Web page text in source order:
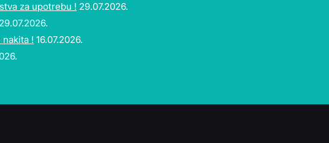
za upotrebu ! 29.07.2026.
29.07.2026.
! 16.07.2026.